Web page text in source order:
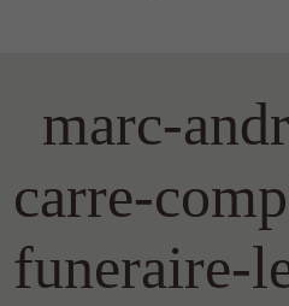
marc-
carre-
funeraire-